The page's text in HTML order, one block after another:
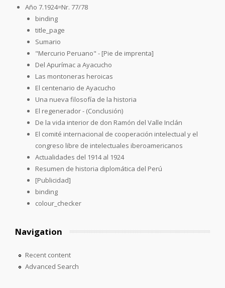
Año 7.1924=Nr. 77/78
binding
title_page
Sumario
"Mercurio Peruano" - [Pie de imprenta]
Del Apurímac a Ayacucho
Las montoneras heroicas
El centenario de Ayacucho
Una nueva filosofía de la historia
El regenerador - (Conclusión)
De la vida interior de don Ramón del Valle Inclán
El comité internacional de cooperación intelectual y el
congreso libre de intelectuales iberoamericanos
Actualidades del 1914 al 1924
Resumen de historia diplomática del Perú
[Publicidad]
binding
colour_checker
Navigation
Recent content
Advanced Search